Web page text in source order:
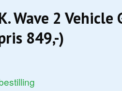
Wave 2 Vehicle
849,-)